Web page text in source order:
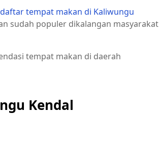
daftar tempat makan di Kaliwungu
sudah populer dikalangan masyarakat
tempat makan di daerah
Kendal